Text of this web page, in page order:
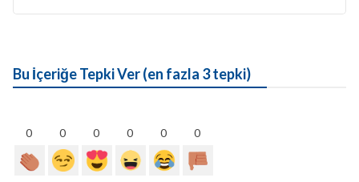
Bu İçeriğe Tepki Ver (en fazla 3 tepki)
0 0 0 0 0 0